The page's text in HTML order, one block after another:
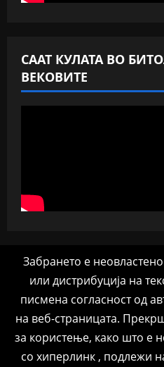
СААТ КУЛАТА ВО
ВЕКОВИТЕ
Забрането е
или дистрибуција на
писмена согласност од
на веб-страницата.
за користење, како што е
со хиперлинк , подлежи